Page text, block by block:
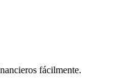
fácilmente.